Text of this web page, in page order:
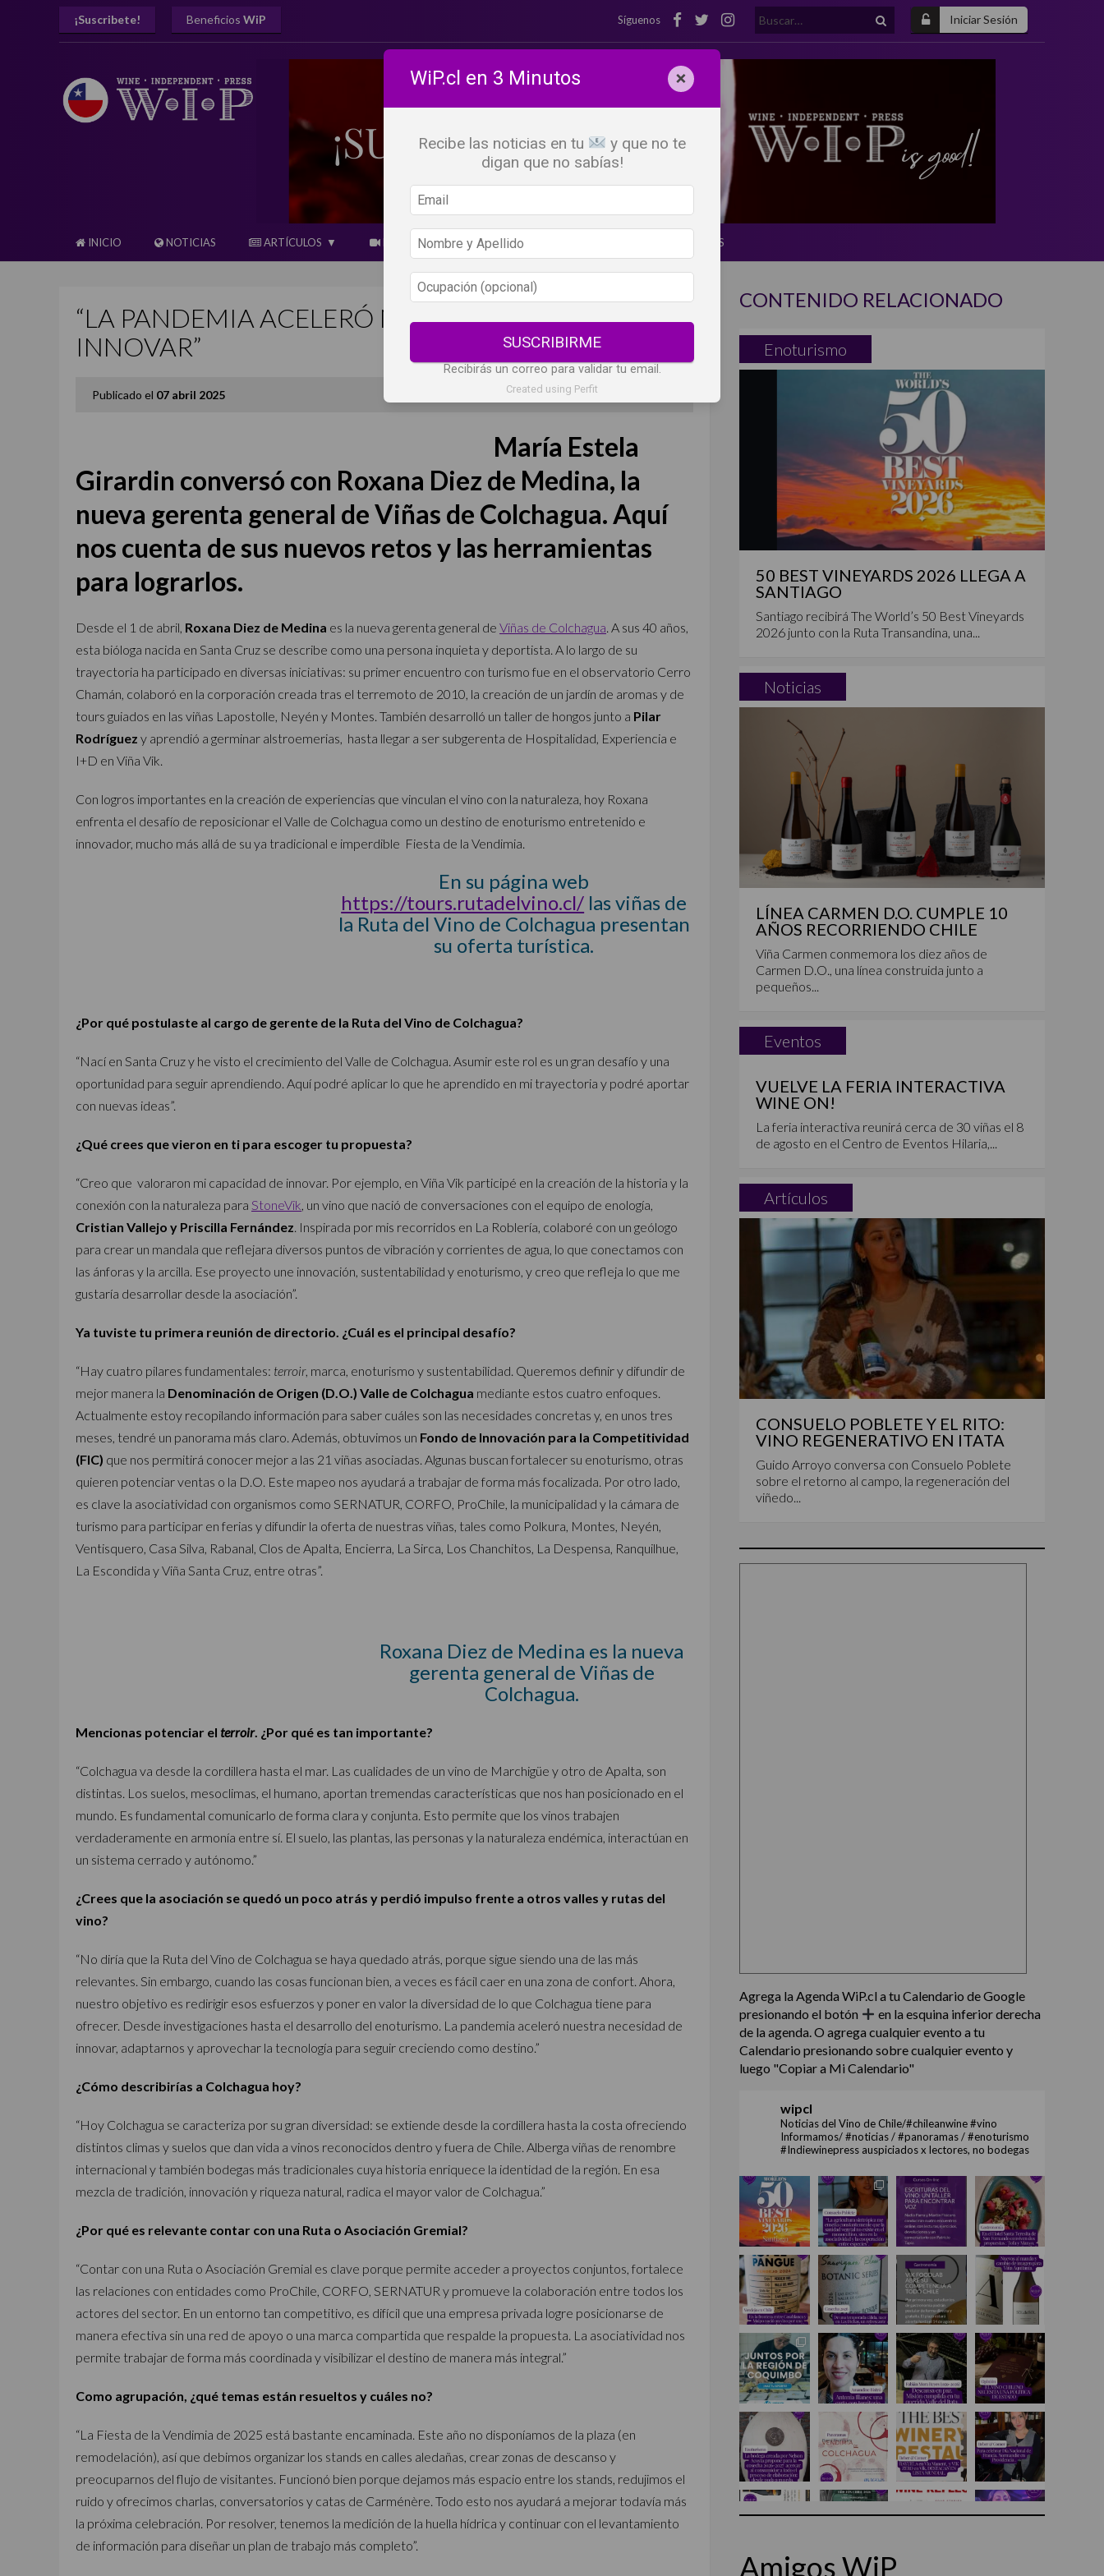
Iniciar Sesión
¡Suscribete! Beneficios WiP Buscar:
Síguenos
INICIO NOTICIAS ARTÍCULOS BEBER X LOS OJOS GLOSARIO DEL VINO PANORAMAS
“LA PANDEMIA ACELERÓ NUESTRA NECESIDAD DE
INNOVAR”
Publicado el 07 abril 2025 Maria Estela Girardin @estela_girardin
María Estela
Girardin conversó con Roxana Diez de Medina, la
nueva gerenta general de Viñas de Colchagua. Aquí
nos cuenta de sus nuevos retos y las herramientas
para lograrlos.
Desde el 1 de abril, Roxana Diez de Medina es la nueva gerenta general de Viñas de Colchagua. A sus 40 años,
esta bióloga nacida en Santa Cruz se describe como una persona inquieta y deportista. A lo largo de su
trayectoria ha participado en diversas iniciativas: su primer encuentro con turismo fue en el observatorio Cerro
Chamán, colaboró en la corporación creada tras el terremoto de 2010, la creación de un jardín de aromas y de
tours guiados en las viñas Lapostolle, Neyén y Montes. También desarrolló un taller de hongos junto a Pilar
Rodríguez y aprendió a germinar alstroemerias, hasta llegar a ser subgerenta de Hospitalidad, Experiencia e
I+D en Viña Vik.
Con logros importantes en la creación de experiencias que vinculan el vino con la naturaleza, hoy Roxana
enfrenta el desafío de reposicionar el Valle de Colchagua como un destino de enoturismo entretenido e
innovador, mucho más allá de su ya tradicional e imperdible Fiesta de la Vendimia.
En su página web
https://tours.rutadelvino.cl/ las viñas de
la Ruta del Vino de Colchagua presentan
su oferta turística.
¿Por qué postulaste al cargo de gerente de la Ruta del Vino de Colchagua?
“Nací en Santa Cruz y he visto el crecimiento del Valle de Colchagua. Asumir este rol es un gran desafío y una
oportunidad para seguir aprendiendo. Aquí podré aplicar lo que he aprendido en mi trayectoria y podré aportar
con nuevas ideas”.
¿Qué crees que vieron en ti para escoger tu propuesta?
“Creo que valoraron mi capacidad de innovar. Por ejemplo, en Viña Vik participé en la creación de la historia y la
conexión con la naturaleza para StoneVik, un vino que nació de conversaciones con el equipo de enología,
Cristian Vallejo y Priscilla Fernández. Inspirada por mis recorridos en La Roblería, colaboré con un geólogo
para crear un mandala que reflejara diversos puntos de vibración y corrientes de agua, lo que conectamos con
las ánforas y la arcilla. Ese proyecto une innovación, sustentabilidad y enoturismo, y creo que refleja lo que me
gustaría desarrollar desde la asociación”.
Ya tuviste tu primera reunión de directorio. ¿Cuál es el principal desafío?
“Hay cuatro pilares fundamentales: terroir, marca, enoturismo y sustentabilidad. Queremos definir y difundir de
mejor manera la Denominación de Origen (D.O.) Valle de Colchagua mediante estos cuatro enfoques.
Actualmente estoy recopilando información para saber cuáles son las necesidades concretas y, en unos tres
meses, tendré un panorama más claro. Además, obtuvimos un Fondo de Innovación para la Competitividad
(FIC) que nos permitirá conocer mejor a las 21 viñas asociadas. Algunas buscan fortalecer su enoturismo, otras
quieren potenciar ventas o la D.O. Este mapeo nos ayudará a trabajar de forma más focalizada. Por otro lado,
es clave la asociatividad con organismos como SERNATUR, CORFO, ProChile, la municipalidad y la cámara de
turismo para participar en ferias y difundir la oferta de nuestras viñas, tales como Polkura, Montes, Neyén,
Ventisquero, Casa Silva, Rabanal, Clos de Apalta, Encierra, La Sirca, Los Chanchitos, La Despensa, Ranquilhue,
La Escondida y Viña Santa Cruz, entre otras”.
Roxana Diez de Medina es la nueva
gerenta general de Viñas de
Colchagua.
Mencionas potenciar el terroir. ¿Por qué es tan importante?
“Colchagua va desde la cordillera hasta el mar. Las cualidades de un vino de Marchigüe y otro de Apalta, son
distintas. Los suelos, mesoclimas, el humano, aportan tremendas características que nos han posicionado en el
mundo. Es fundamental comunicarlo de forma clara y conjunta. Esto permite que los vinos trabajen
verdaderamente en armonía entre sí. El suelo, las plantas, las personas y la naturaleza endémica, interactúan en
un sistema cerrado y autónomo.”
¿Crees que la asociación se quedó un poco atrás y perdió impulso frente a otros valles y rutas del
vino?
“No diría que la Ruta del Vino de Colchagua se haya quedado atrás, porque sigue siendo una de las más
relevantes. Sin embargo, cuando las cosas funcionan bien, a veces es fácil caer en una zona de confort. Ahora,
nuestro objetivo es redirigir esos esfuerzos y poner en valor la diversidad de lo que Colchagua tiene para
ofrecer. Desde investigaciones hasta el desarrollo del enoturismo. La pandemia aceleró nuestra necesidad de
innovar, adaptarnos y aprovechar la tecnología para seguir creciendo como destino.”
¿Cómo describirías a Colchagua hoy?
“Hoy Colchagua se caracteriza por su gran diversidad: se extiende desde la cordillera hasta la costa ofreciendo
distintos climas y suelos que dan vida a vinos reconocidos dentro y fuera de Chile. Alberga viñas de renombre
internacional y también bodegas más tradicionales cuya historia enriquece la identidad de la región. En esa
mezcla de tradición, innovación y riqueza natural, radica el mayor valor de Colchagua.”
¿Por qué es relevante contar con una Ruta o Asociación Gremial?
“Contar con una Ruta o Asociación Gremial es clave porque permite acceder a proyectos conjuntos, fortalece
las relaciones con entidades como ProChile, CORFO, SERNATUR y promueve la colaboración entre todos los
actores del sector. En un entorno tan competitivo, es difícil que una empresa privada logre posicionarse de
manera efectiva sin una red de apoyo o una marca compartida que respalde la propuesta. La asociatividad nos
permite trabajar de forma más coordinada y visibilizar el destino de manera más integral.”
Como agrupación, ¿qué temas están resueltos y cuáles no?
“La Fiesta de la Vendimia de 2025 está bastante encaminada. Este año no disponíamos de la plaza (en
remodelación), así que debimos organizar los stands en calles aledañas, crear zonas de descanso y
preocuparnos del flujo de visitantes. Funcionó bien porque dejamos más espacio entre los stands, redujimos el
ruido y ofrecimos charlas, conversatorios y catas de Carménère. Todo esto nos ayudará a mejorar todavía más
la próxima celebración. Por resolver, tenemos la medición de la huella hídrica y continuar con el levantamiento
de información para diseñar un plan de trabajo más completo”.
CONTENIDO RELACIONADO
Enoturismo
50 BEST VINEYARDS 2026 LLEGA A
SANTIAGO
Santiago recibirá The World’s 50 Best Vineyards
2026 junto con la Ruta Transandina, una...
Noticias
LÍNEA CARMEN D.O. CUMPLE 10
AÑOS RECORRIENDO CHILE
Viña Carmen conmemora los diez años de
Carmen D.O., una línea construida junto a
pequeños...
Eventos
VUELVE LA FERIA INTERACTIVA
WINE ON!
La feria interactiva reunirá cerca de 30 viñas el 8
de agosto en el Centro de Eventos Hilaria,...
Artículos
CONSUELO POBLETE Y EL RITO:
VINO REGENERATIVO EN ITATA
Guido Arroyo conversa con Consuelo Poblete
sobre el retorno al campo, la regeneración del
viñedo...
Agrega la Agenda WiP.cl a tu Calendario de Google
presionando el botón
en la esquina inferior derecha
de la agenda. O agrega cualquier evento a tu
Calendario presionando sobre cualquier evento y
luego "Copiar a Mi Calendario"
wipcl
Noticias del Vino de Chile/#chileanwine #vino
Informamos/ #noticias / #panoramas / #enoturismo
#Indiewinepress auspiciados x lectores, no bodegas
Amigos WiP
WiP.cl en 3 Minutos ×
Recibe las noticias en tu
y que no te
digan que no sabías!
SUSCRIBIRME
Recibirás un correo para validar tu email.
Created using Perfit